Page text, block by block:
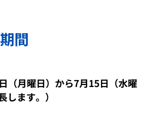
間
（月曜日）から7月15日（水曜
します。）